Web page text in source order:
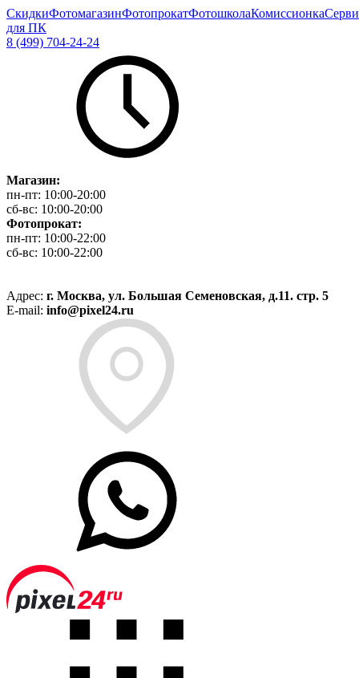
СкидкиФотомагазинФотопрокатФотошколаКомиссионка
для ПК
8 (499) 704-24-24
Магазин:
пн-пт: 10:00-20:00
сб-вс: 10:00-20:00
Фотопрокат:
пн-пт: 10:00-22:00
сб-вс: 10:00-22:00
Адрес: г. Москва, ул. Большая Семеновская, д.11. стр. 5
E-mail: info@pixel24.ru